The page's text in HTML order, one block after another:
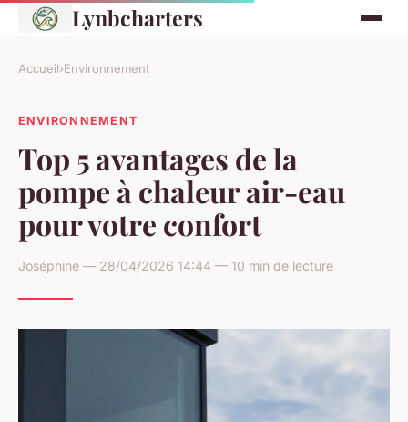
Lynbcharters
Accueil›Environnement
ENVIRONNEMENT
Top 5 avantages de la
pompe à chaleur air-eau
pour votre confort
Joséphine — 28/04/2026 14:44 — 10 min de lecture